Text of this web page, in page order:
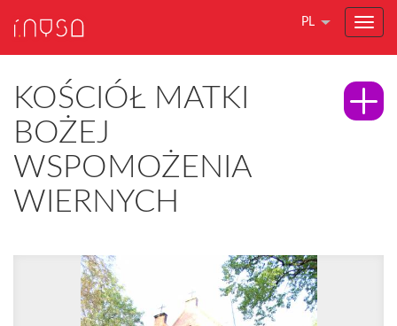
PL
KOŚCIÓŁ MATKI
BOŻEJ
WSPOMOŻENIA
WIERNYCH